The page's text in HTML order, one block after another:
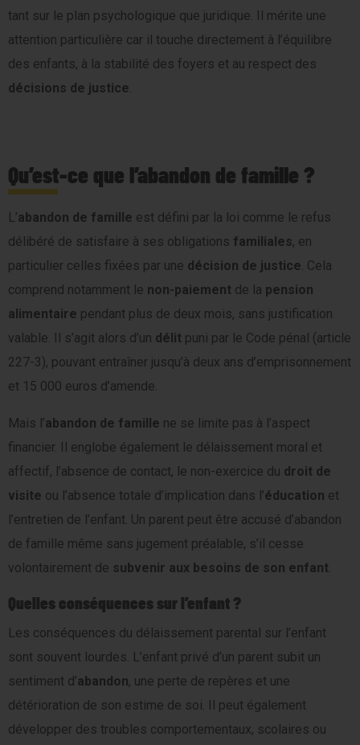
tant sur le plan psychologique que juridique. Il mérite une
attention particulière car il touche directement à l’équilibre
des enfants, à la stabilité des foyers et au respect des
décisions de justice
Qu’est-ce que l’abandon de famille ?
L’abandon de famille est défini par la loi comme le refus
délibéré de satisfaire à ses obligations familiales, en
particulier celles fixées par une décision de justice . Cela
comprend notamment le non-paiement de la pension
alimentaire pendant plus de deux mois, sans justification
valable. Il s’agit alors d’un délit puni par le Code pénal (article
227-3), pouvant entraîner jusqu’à deux ans d’emprisonnement
et 15 000 euros d’amende.
Mais l’abandon de famille ne se limite pas à l’aspect
financier. Il englobe également le délaissement moral et
affectif, l’absence de contact, le non-exercice du droit de
visite ou l’absence totale d’implication dans l’éducation et
l’entretien de l’enfant. Un parent peut être accusé d’abandon
de famille même sans jugement préalable, s’il cesse
volontairement de subvenir aux besoins de son enfant
Quelles conséquences sur l’enfant ?
Les conséquences du délaissement parental sur l’enfant
sont souvent lourdes. L’enfant privé d’un parent subit un
sentiment d’abandon, une perte de repères et une
détérioration de son estime de soi. Il peut également
développer des troubles comportementaux, scolaires ou